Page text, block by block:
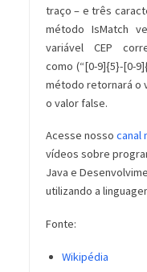
traço – e três
método IsMatch
variável CEP
como (“[0-9]{5}-[0-
método retornará o
o valor false.
Acesse nosso canal
vídeos sobre
Java e
utilizando a
Fonte:
Wikipédia